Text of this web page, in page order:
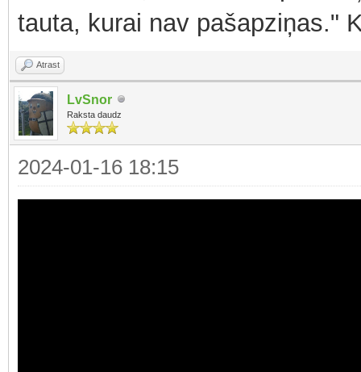
tauta, kurai nav pašapziņas."
Atrast
LvSnor
Raksta daudz
2024-01-16 18:15